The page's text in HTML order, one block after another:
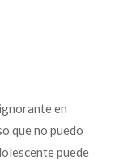
en
que no puedo
puede